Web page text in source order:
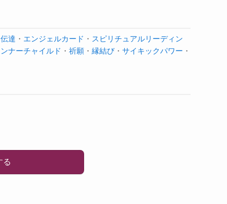
達 ・ エンジェルカード ・ スピリチュアルリーディン
ナーチャイルド ・ 祈願 ・ 縁結び・ サイキックパワー ・
る